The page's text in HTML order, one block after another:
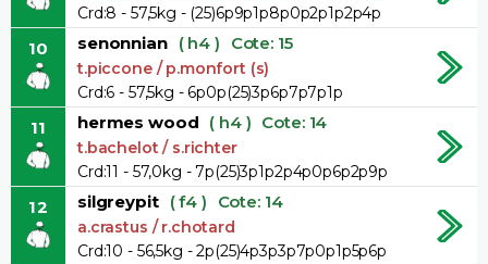
Crd:8 - 57,5kg - (25)6p9p1p8p0p2p1p2p4p
10 senonnian ( h4 ) Cote: 15
t.piccone / p.monfort (s)
Crd:6 - 57,5kg - 6p0p(25)3p6p7p7p1p
11 hermes wood ( h4 ) Cote: 14
t.bachelot / s.richter
Crd:11 - 57,0kg - 7p(25)3p1p2p4p0p6p2p9p
12 silgreypit ( f4 ) Cote: 14
a.crastus / r.chotard
Crd:10 - 56,5kg - 2p(25)4p3p3p7p0p1p5p6p